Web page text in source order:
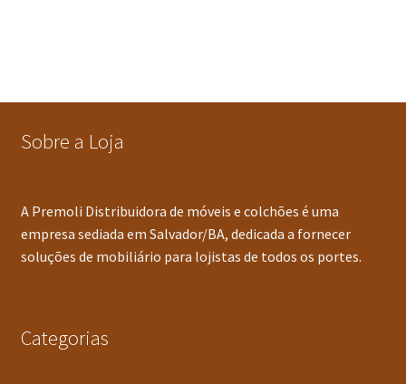
Sobre a Loja
A Premoli Distribuidora de móveis e colchões é uma
empresa sediada em Salvador/BA, dedicada a fornecer
soluções de mobiliário para lojistas de todos os portes.
Categorias